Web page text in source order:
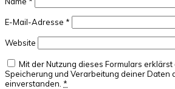
E-Mail-Adresse *
Website
Mit der Nutzung dieses Formulars erklärst
Speicherung und Verarbeitung deiner Daten
einverstanden. *